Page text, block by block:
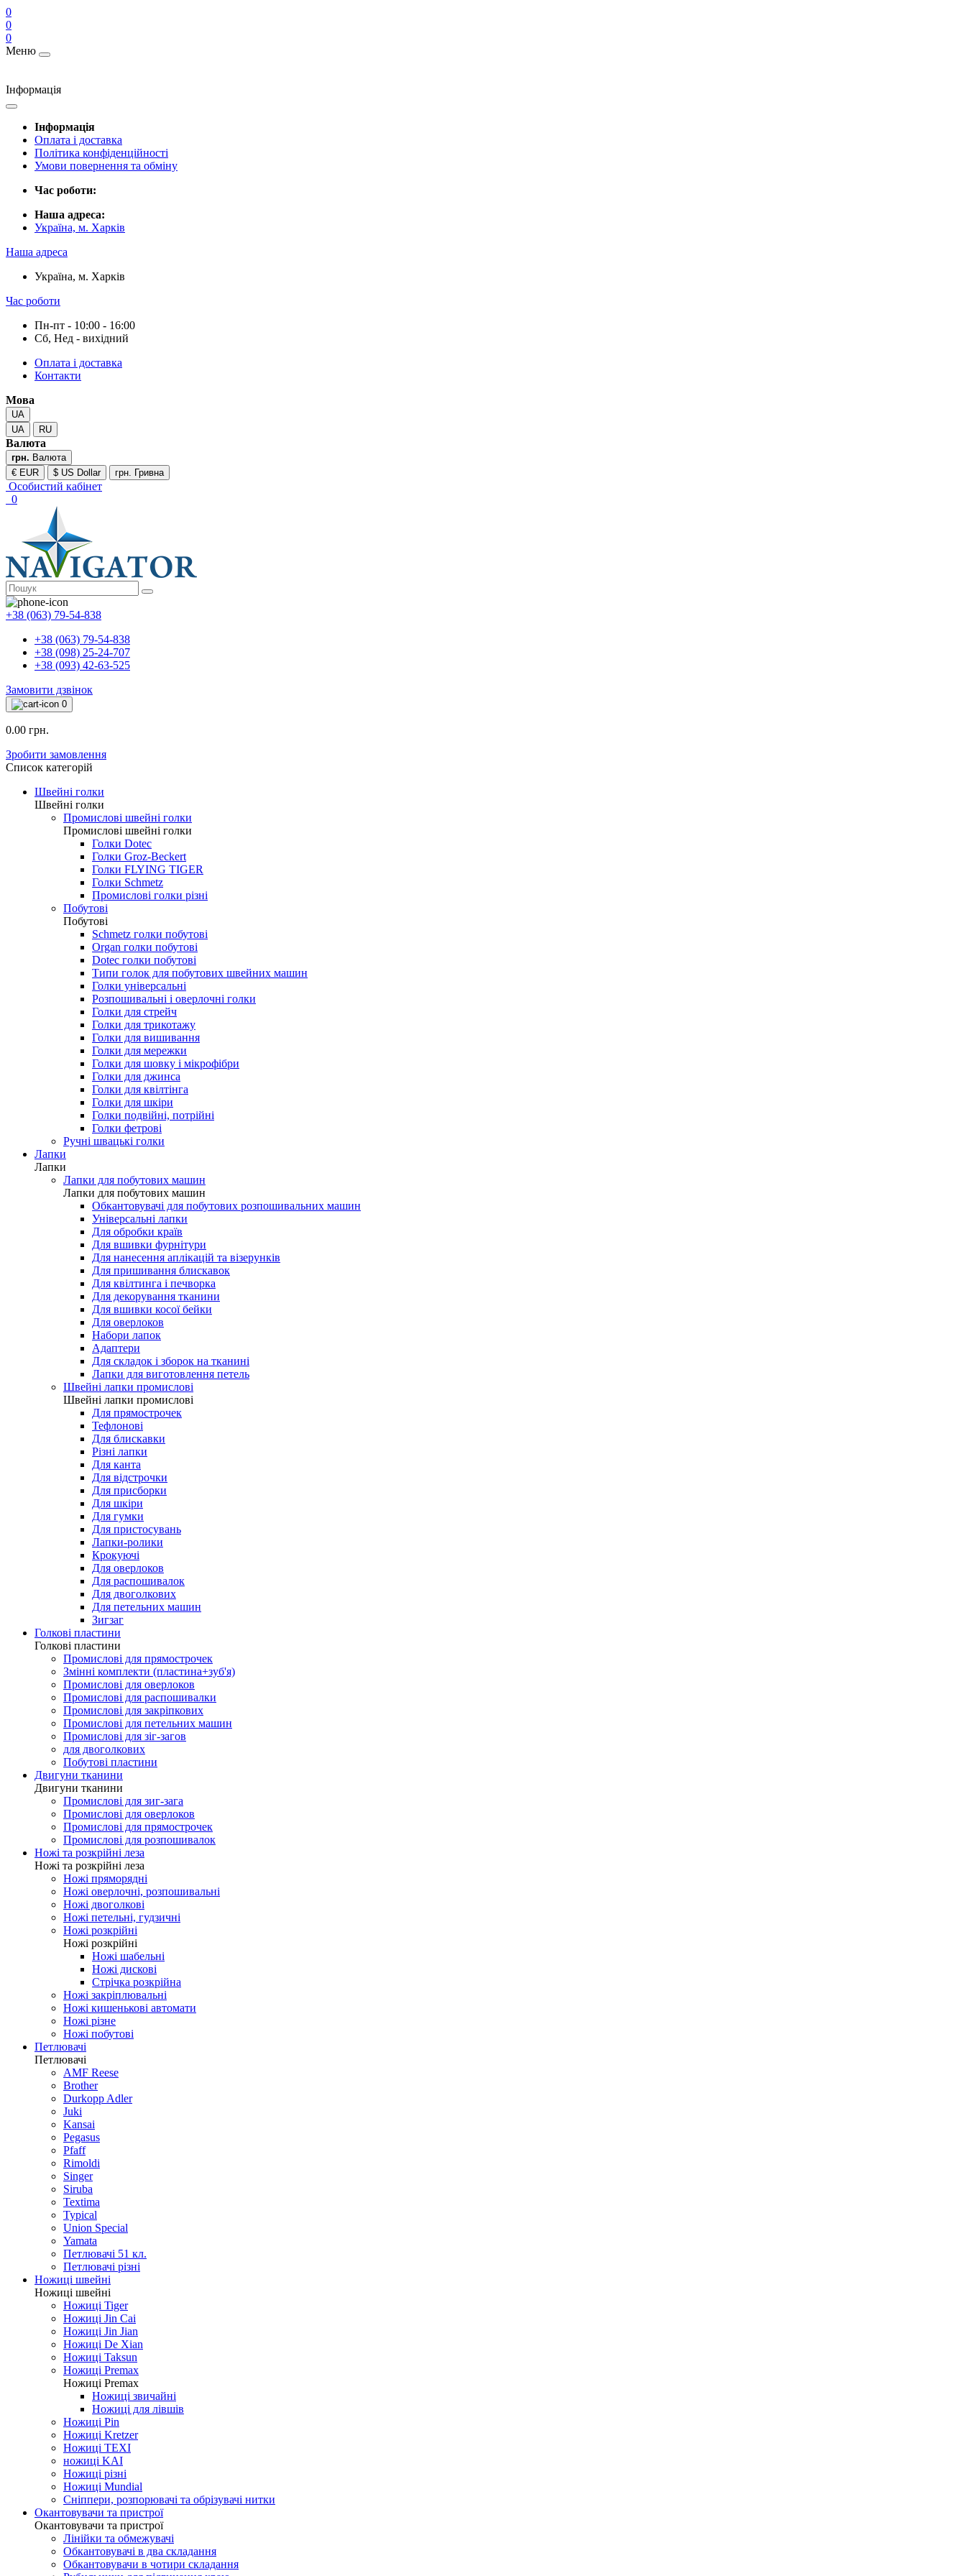
0
0
0
Меню
Інформація
Інформація
Оплата і доставка
Політика конфіденційності
Умови повернення та обміну
Час роботи:
Наша адреса:
Україна, м. Харків
Наша адреса
Україна, м. Харків
Час роботи
Пн-пт - 10:00 - 16:00
Сб, Нед - вихідний
Оплата і доставка
Контакти
Мова
UA
UA
RU
Валюта
грн. Валюта
€ EUR
$ US Dollar грн. Гривна
Особистий кабінет
0
+38 (063) 79-54-838
+38 (063) 79-54-838
+38 (098) 25-24-707
+38 (093) 42-63-525
Замовити дзвінок
0
0.00 грн.
Зробити замовлення
Список категорій
Швейні голки
Швейні голки
Промислові швейні голки
Промислові швейні голки
Голки Dotec
Голки Groz-Beckert
Голки FLYING TIGER
Голки Schmetz
Промислові голки різні
Побутові
Побутові
Schmetz голки побутові
Organ голки побутові
Dotec голки побутові
Типи голок для побутових швейних машин
Голки універсальні
Розпошивальні і оверлочні голки
Голки для стрейч
Голки для трикотажу
Голки для вишивання
Голки для мережки
Голки для шовку і мікрофібри
Голки для джинса
Голки для квілтінга
Голки для шкіри
Голки подвійні, потрійні
Голки фетрові
Ручні швацькі голки
Лапки
Лапки
Лапки для побутових машин
Лапки для побутових машин
Обкантовувачі для побутових розпошивальних машин
Універсальні лапки
Для обробки країв
Для вшивки фурнітури
Для нанесення аплікацій та візерунків
Для пришивання блискавок
Для квілтинга і печворка
Для декорування тканини
Для вшивки косої бейки
Для оверлоков
Набори лапок
Адаптери
Для складок і зборок на тканині
Лапки для виготовлення петель
Швейні лапки промислові
Швейні лапки промислові
Для прямострочек
Тефлонові
Для блискавки
Різні лапки
Для канта
Для відстрочки
Для присборки
Для шкіри
Для гумки
Для пристосувань
Лапки-ролики
Крокуючі
Для оверлоков
Для распошивалок
Для двоголкових
Для петельних машин
Зигзаг
Голкові пластини
Голкові пластини
Промислові для прямострочек
Змінні комплекти (пластина+зуб'я)
Промислові для оверлоков
Промислові для распошивалки
Промислові для закріпкових
Промислові для петельних машин
Промислові для зіг-загов
для двоголкових
Побутові пластини
Двигуни тканини
Двигуни тканини
Промислові для зиг-зага
Промислові для оверлоков
Промислові для прямострочек
Промислові для розпошивалок
Ножі та розкрійні леза
Ножі та розкрійні леза
Ножі пряморядні
Ножі оверлочні, розпошивальні
Ножі двоголкові
Ножі петельні, гудзичні
Ножі розкрійні
Ножі розкрійні
Ножі шабельні
Ножі дискові
Стрічка розкрійна
Ножі закріплювальні
Ножі кишенькові автомати
Ножі різне
Ножі побутові
Петлювачі
Петлювачі
AMF Reese
Brother
Durkopp Adler
Juki
Kansai
Pegasus
Pfaff
Rimoldi
Singer
Siruba
Textima
Typical
Union Special
Yamata
Петлювачі 51 кл.
Петлювачі різні
Ножиці швейні
Ножиці швейні
Ножиці Tiger
Ножиці Jin Cai
Ножиці Jin Jian
Ножиці De Xian
Ножиці Taksun
Ножиці Premax
Ножиці Premax
Ножиці звичайні
Ножиці для лівшів
Ножиці Pin
Ножиці Kretzer
Ножиці TEXI
ножиці KAI
Ножиці різні
Ножиці Mundial
Сніппери, розпорювачі та обрізувачі нитки
Окантовувачи та пристрої
Окантовувачи та пристрої
Лінійки та обмежувачі
Обкантовувачі в два складання
Обкантовувачи в чотири складання